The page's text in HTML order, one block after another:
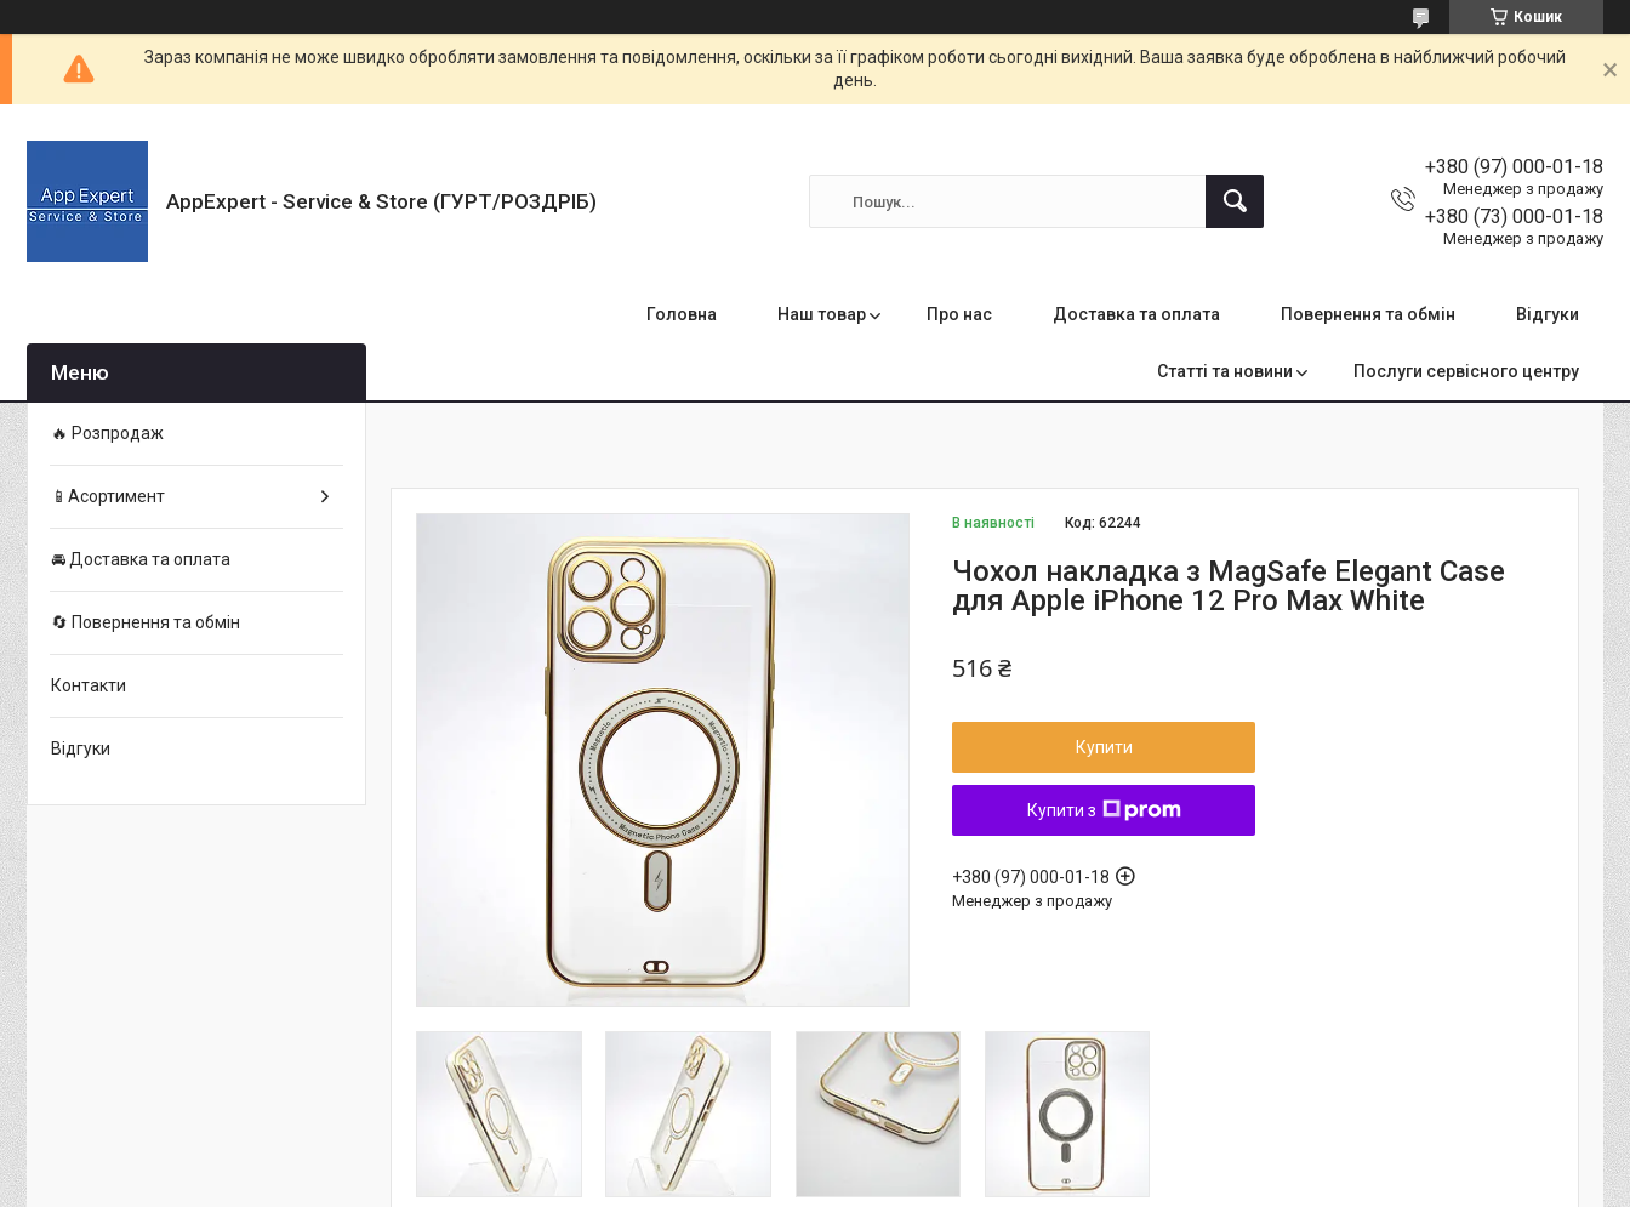
Кошик
Зараз компанія не може швидко обробляти замовлення та повідомлення, оскільки за її графіком роботи сьогодні вихідний. Ваша заявка буде оброблена в найближчий робочий
день.
AppExpert - Service & Store (ГУРТ/РОЗДРІБ)
+380 (97) 000-01-18
Менеджер з продажу
+380 (73) 000-01-18
Менеджер з продажу
Головна Наш товар Про нас Доставка та оплата Повернення та обмін Відгуки
Статті та новини Послуги сервісного центру
В наявності Код:62244
Чохол накладка з MagSafe Elegant Case
для Apple iPhone 12 Pro Max White
516 ₴
Купити
Купити з
+380 (97) 000-01-18
Менеджер з продажу
🔥 Розпродаж
📱Асортимент
🚘 Доставка та оплата
🔄 Повернення та обмін
Контакти
Відгуки